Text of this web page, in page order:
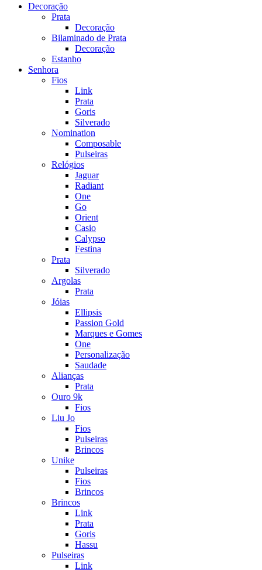
Decoração
Prata
Decoração
Bilaminado de Prata
Decoração
Estanho
Senhora
Fios
Link
Prata
Goris
Silverado
Nomination
Composable
Pulseiras
Relógios
Jaguar
Radiant
One
Go
Orient
Casio
Calypso
Festina
Prata
Silverado
Argolas
Prata
Jóias
Ellipsis
Passion Gold
Marques e Gomes
One
Personalização
Saudade
Alianças
Prata
Ouro 9k
Fios
Liu Jo
Fios
Pulseiras
Brincos
Unike
Pulseiras
Fios
Brincos
Brincos
Link
Prata
Goris
Hassu
Pulseiras
Link